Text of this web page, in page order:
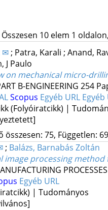
Összesen 10 elem 1
✉; Patra, Karali ; Anand,
J Paulo
on mechanical micro-
B-ENGINEERING 254
Scopus Egyéb URL Egyéb
(Folyóiratcikk) |
összesen: 75, Független:
; Balázs, Barnabás Zoltán
image processing
PROCESSES
Egyéb URL
| Tudományos